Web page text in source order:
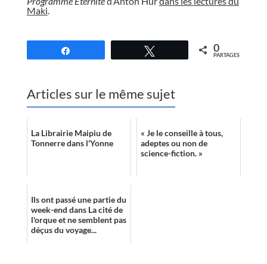
Maki.
0
PARTAGES
Articles sur le même sujet
La Librairie Maipiu de
Tonnerre dans l'Yonne
« Je le conseille à tous,
adeptes ou non de
science-fiction. »
Ils ont passé une partie du
week-end dans La cité de
l'orque et ne semblent pas
déçus du voyage...